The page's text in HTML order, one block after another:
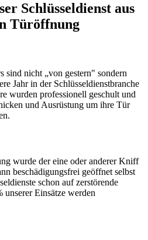
Schlüsseldienst aus
Türöffnung
sind nicht „von gestern" sondern
Jahr in der Schlüsseldienstbranche
wurden professionell geschult und
und Ausrüstung um ihre Tür
wurde der eine oder anderer Kniff
beschädigungsfrei geöffnet selbst
schon auf zerstörende
Einsätze werden